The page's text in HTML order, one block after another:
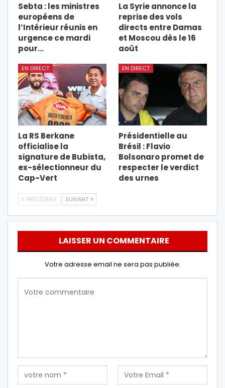
Sebta : les ministres
européens de
l’Intérieur réunis en
urgence ce mardi
pour…
La Syrie annonce la
reprise des vols
directs entre Damas
et Moscou dès le 16
août
EN DIRECT
La RS Berkane
officialise la
signature de Bubista,
ex-sélectionneur du
Cap-Vert
EN DIRECT
Présidentielle au
Brésil : Flavio
Bolsonaro promet de
respecter le verdict
des urnes
PRÉCÉDENT SUIVANT
LAISSER UN COMMENTAIRE
Votre adresse email ne sera pas publiée.